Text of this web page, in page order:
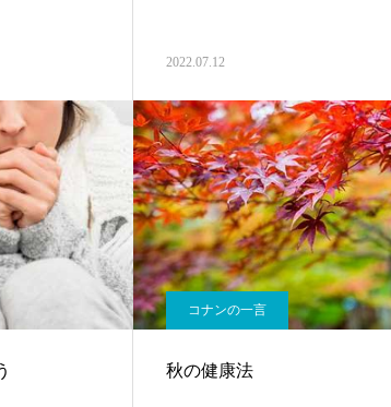
2022.07.12
コナンの一言
秋の健康法